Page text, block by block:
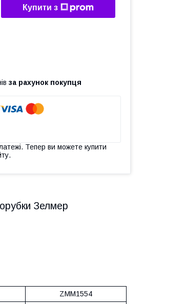
Купити з
за рахунок покупця
Тепер ви можете купити
Зелмер
ZMM1554